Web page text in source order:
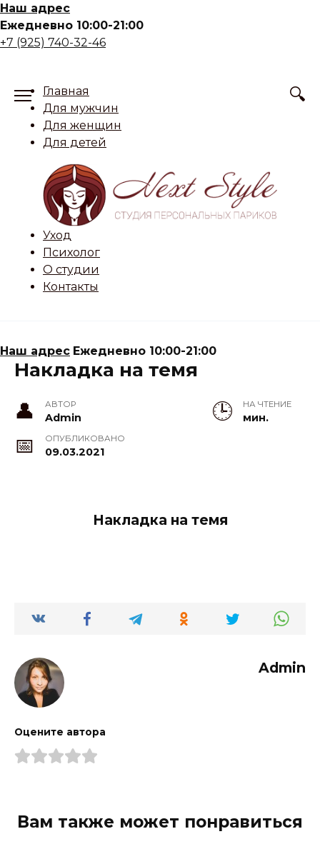
Skip
to
content
Наш адрес
Ежедневно 10:00-21:00
+7 (925) 740-32-46
Главная
Для мужчин
Для женщин
Для детей
Уход
Психолог
О студии
Контакты
Наш адрес Ежедневно 10:00-21:00
Накладка на темя
АВТОР
Admin
НА ЧТЕНИЕ
мин.
ОПУБЛИКОВАНО
09.03.2021
Накладка на темя
Admin
Оцените автора
Вам также может понравиться